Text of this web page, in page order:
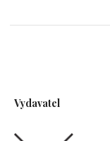
Vydavatel